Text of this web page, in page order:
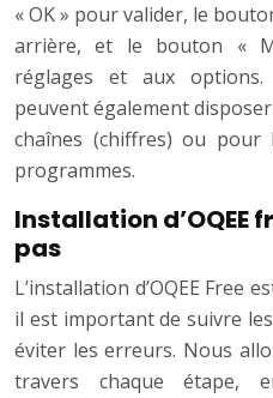
« OK » pour valider, le
arrière, et le bouton «
réglages et aux options.
peuvent également
chaînes (chiffres) ou pour
programmes.
Installation d’OQEE
pas
L’installation d’OQEE Free
il est important de suivre
éviter les erreurs. Nous
travers chaque étape,